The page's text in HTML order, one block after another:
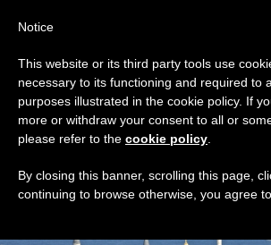
TAG
DERNIÈRES NOUVELLES
Notice
This website or its third party tools use
necessary to its functioning and required to
purposes illustrated in the cookie policy. If
more or withdraw your consent to all or
please refer to the cookie policy
By closing this banner, scrolling this page,
continuing to browse otherwise, you agree